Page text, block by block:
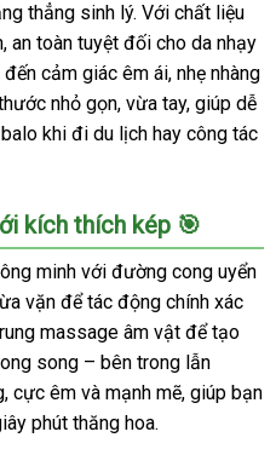
thẳng sinh lý. Với chất liệu
an toàn tuyệt đối cho da nhạy
cảm giác êm ái, nhẹ nhàng
nhỏ gọn, vừa tay, giúp dễ
khi đi du lịch hay công tác
kích thích kép 🎯
minh với đường cong uyển
vặn để tác động chính xác
massage âm vật để tạo
song – bên trong lẫn
cực êm và mạnh mẽ, giúp bạn
phút thăng hoa.